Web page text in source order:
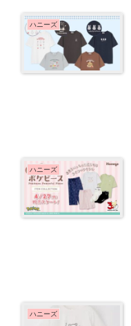
ハニーズ
ハニーズ
ハニーズ